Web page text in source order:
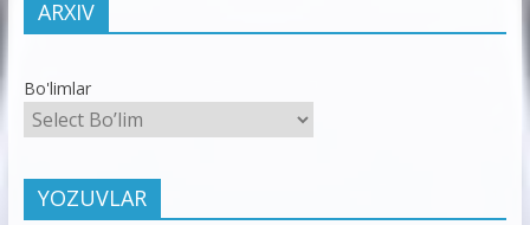
ARXIV
Bo'limlar
YOZUVLAR